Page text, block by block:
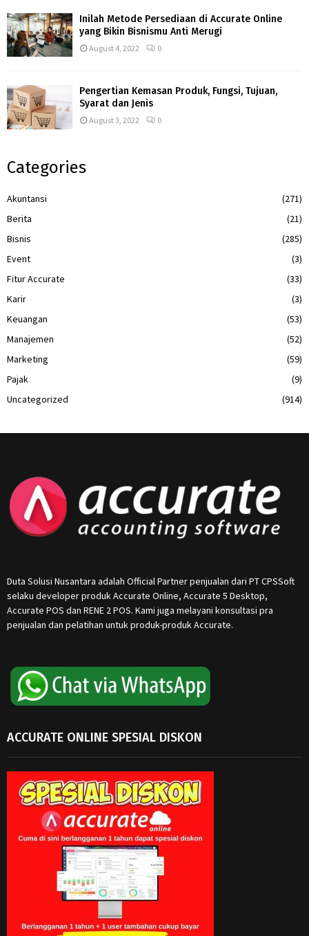
Inilah Metode Persediaan di Accurate Online
yang Bikin Bisnismu Anti Merugi
August 4, 2022 0
Pengertian Kemasan Produk, Fungsi, Tujuan,
Syarat dan Jenis
August 3, 2022 0
Categories
Akuntansi
(271)
Berita
(21)
Bisnis
(285)
Event
(3)
Fitur Accurate
(33)
Karir
(3)
Keuangan
(53)
Manajemen
(52)
Marketing
(59)
Pajak
(9)
Uncategorized
(914)
Duta Solusi Nusantara adalah Official Partner penjualan dari PT CPSSoft
selaku developer produk Accurate Online, Accurate 5 Desktop,
Accurate POS dan RENE 2 POS. Kami juga melayani konsultasi pra
penjualan dan pelatihan untuk produk-produk Accurate.
ACCURATE ONLINE SPESIAL DISKON